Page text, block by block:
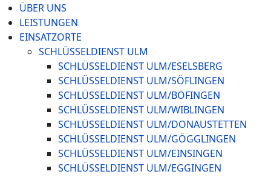
ÜBER UNS
LEISTUNGEN
EINSATZORTE
SCHLÜSSELDIENST ULM
SCHLÜSSELDIENST ULM/ESELSBERG
SCHLÜSSELDIENST ULM/SÖFLINGEN
SCHLÜSSELDIENST ULM/BÖFINGEN
SCHLÜSSELDIENST ULM/WIBLINGEN
SCHLÜSSELDIENST ULM/DONAUSTETTEN
SCHLÜSSELDIENST ULM/GÖGGLINGEN
SCHLÜSSELDIENST ULM/EINSINGEN
SCHLÜSSELDIENST ULM/EGGINGEN